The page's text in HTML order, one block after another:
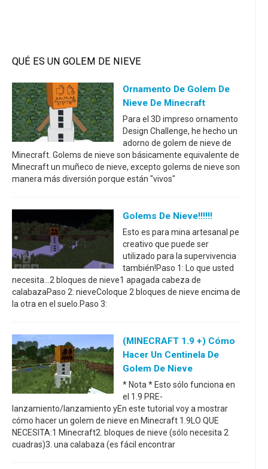
QUÉ ES UN GOLEM DE NIEVE
Ornamento De Golem De
Nieve De Minecraft
Para el 3D impreso ornamento
Design Challenge, he hecho un
adorno de golem de nieve de
Minecraft. Golems de nieve son básicamente equivalente de
Minecraft un muñeco de nieve, excepto golems de nieve son
manera más diversión porque están "vivos"
Golems De Nieve!!!!!!
Esto es para mina artesanal pe
creativo que puede ser
utilizado para la supervivencia
también!Paso 1: Lo que usted
necesita...2 bloques de nieve1 apagada cabeza de
calabazaPaso 2: nieveColoque 2 bloques de nieve encima de
la otra en el suelo.Paso 3:
(MINECRAFT 1.9 +) Cómo
Hacer Un Centinela De
Golem De Nieve
* Nota * Esto sólo funciona en
el 1.9 PRE-
lanzamiento/lanzamiento yEn este tutorial voy a mostrar
cómo hacer un golem de nieve en Minecraft 1.9LO QUE
NECESITA:1 Minecraft2. bloques de nieve (sólo necesita 2
cuadras)3. una calabaza (es fácil encontrar